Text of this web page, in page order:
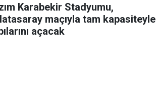
Karabekir Stadyumu,
maçıyla tam kapasiteyle
açacak